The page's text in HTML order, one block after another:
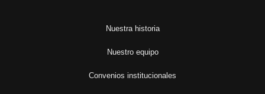
Nuestra historia
Nuestro equipo
Convenios institucionales